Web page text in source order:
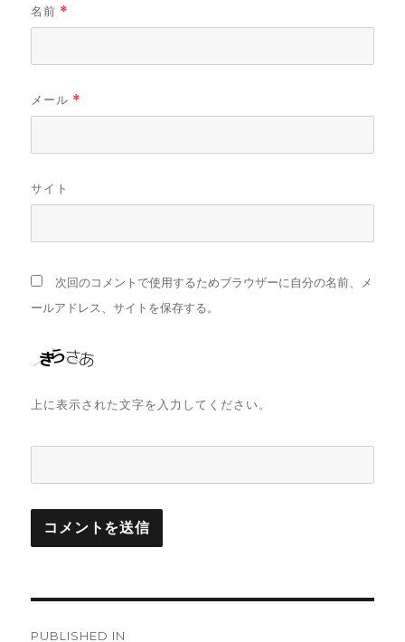
名前 *
メール *
サイト
次回のコメントで使用するためブラウザーに自分の名前、メ
ールアドレス、サイトを保存する。
上に表示された文字を入力してください。
PUBLISHED IN